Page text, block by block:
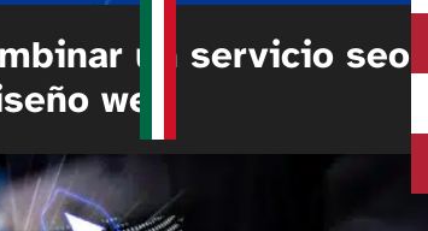
un servicio seo
web